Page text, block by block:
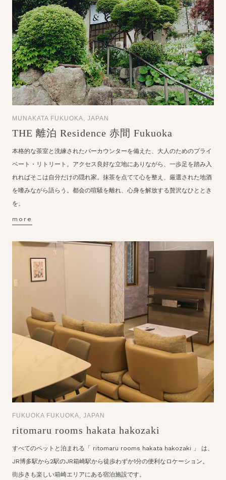
MUNAKATA FUKUOKA, JAPAN
THE 離泊 Residence 赤間 Fukuoka
本格的な茶室と洗練されたバーカウンターを備えた、大人のためのプライ
ベート・リトリート。アクセス良好な立地にありながら、一歩足を踏み入
れればそこは自分だけの隠れ家。抹茶を点てて心を整え、厳選された地酒
を嗜みながら語らう。都会の喧騒を離れ、心身を解放する贅沢なひととき
を。
more
FUKUOKA FUKUOKA, JAPAN
ritomaru rooms hakata hakozaki
すべてのペットと泊まれる「 ritomaru rooms hakata hakozaki 」 は、
JR博多駅から2駅のJR箱崎駅から徒歩わずか1分の便利なロケーション。
街歩きも楽しい箱崎エリアにある宿泊施設です。